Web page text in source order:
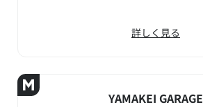
詳しく見る
YAMAKEI GARAGE